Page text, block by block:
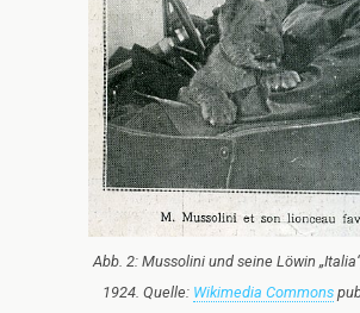
Abb. 2: Mussolini und seine Löwin
1924. Quelle: Wikimedia Commons